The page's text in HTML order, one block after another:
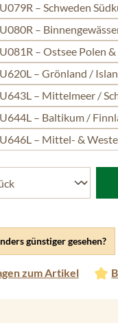
günstiger gesehen?
zum Artikel
– Schweden
–
– Ostsee Polen
– Grönland /
– Mittelmeer /
– Baltikum /
– Mittel- &